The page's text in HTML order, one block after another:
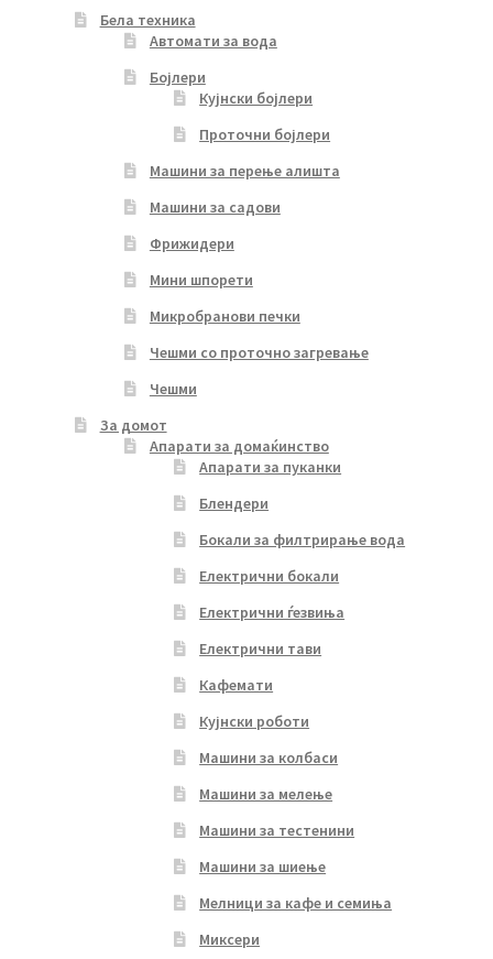
Бела техника
Автомати за вода
Бојлери
Кујнски бојлери
Проточни бојлери
Машини за перење алишта
Машини за садови
Фрижидери
Мини шпорети
Микробранови печки
Чешми со проточно загревање
Чешми
За домот
Апарати за домаќинство
Апарати за пуканки
Блендери
Бокали за филтрирање вода
Електрични бокали
Електрични ѓезвиња
Електрични тави
Кафемати
Кујнски роботи
Машини за колбаси
Машини за мелење
Машини за тестенини
Машини за шиење
Мелници за кафе и семиња
Миксери